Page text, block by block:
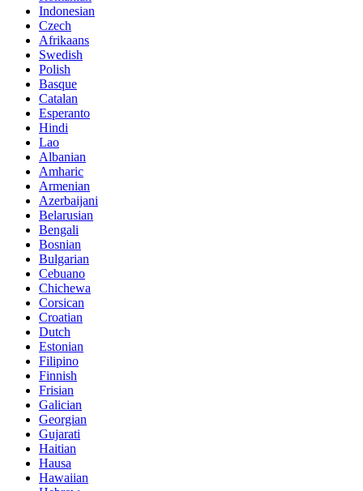
Indonesian
Czech
Afrikaans
Swedish
Polish
Basque
Catalan
Esperanto
Hindi
Lao
Albanian
Amharic
Armenian
Azerbaijani
Belarusian
Bengali
Bosnian
Bulgarian
Cebuano
Chichewa
Corsican
Croatian
Dutch
Estonian
Filipino
Finnish
Frisian
Galician
Georgian
Gujarati
Haitian
Hausa
Hawaiian